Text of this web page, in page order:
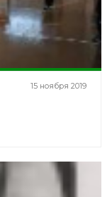
15 ноября 2019